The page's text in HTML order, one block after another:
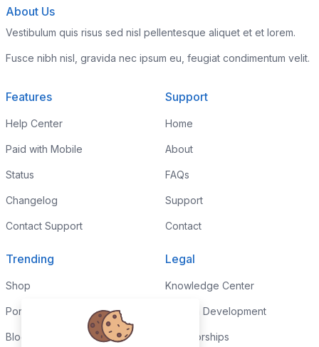
About Us
Vestibulum quis risus sed nisl pellentesque aliquet et et lorem.
Fusce nibh nisl, gravida nec ipsum eu, feugiat condimentum velit.
Features
Help Center
Paid with Mobile
Status
Changelog
Contact Support
Support
Home
About
FAQs
Support
Contact
Trending
Shop
Portfolio
Blog
Legal
Knowledge Center
Custom Development
Sponsorships